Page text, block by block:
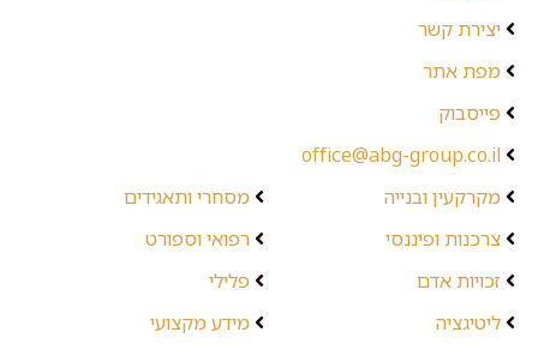
יצירת קשר
מפת אתר
פייסבוק
office@abg-group.co.il
מקרקעין ובנייה
צרכנות ופיננסי
זכויות אדם
ליטיגציה
מסחרי ותאגידים
רפואי וספורט
פלילי
מידע מקצועי